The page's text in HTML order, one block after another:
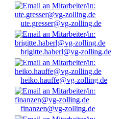
ute.gresser@vg-zolling.de
brigitte.haberl@vg-zolling.de
heiko.hauffe@vg-zolling.de
finanzen@vg-zolling.de